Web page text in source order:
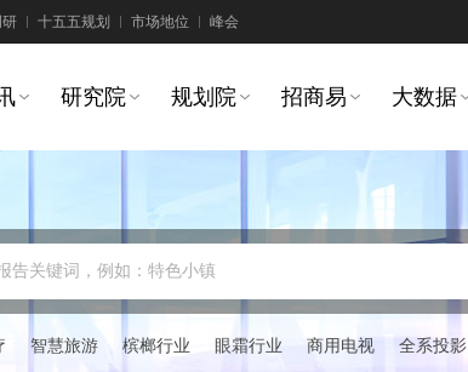
十五五规划 市场地位 峰会
研究院 规划院 招商易 大数据
告关键词，例如：特色小镇
智慧旅游 槟榔行业 眼霜行业 商用电视 全系投影